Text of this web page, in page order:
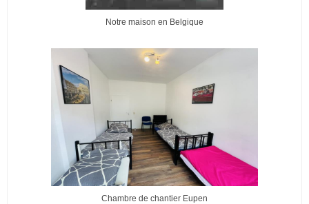
Notre maison en Belgique
Chambre de chantier Eupen